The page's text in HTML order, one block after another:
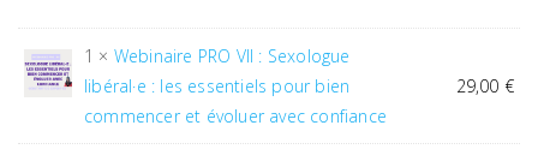
1 × Webinaire PRO VII : Sexologue
libéral·e : les essentiels pour bien
commencer et évoluer avec confiance
29,00 €